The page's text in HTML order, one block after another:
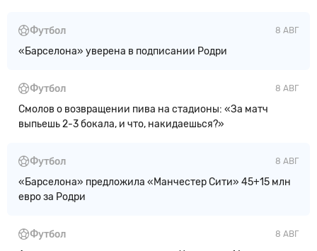
8 АВГ
Футбол
«Барселона» уверена в подписании Родри
8 АВГ
Футбол
Смолов о возвращении пива на стадионы: «За матч
выпьешь 2-3 бокала, и что, накидаешься?»
8 АВГ
Футбол
«Барселона» предложила «Манчестер Сити» 45+15 млн
евро за Родри
8 АВГ
Футбол